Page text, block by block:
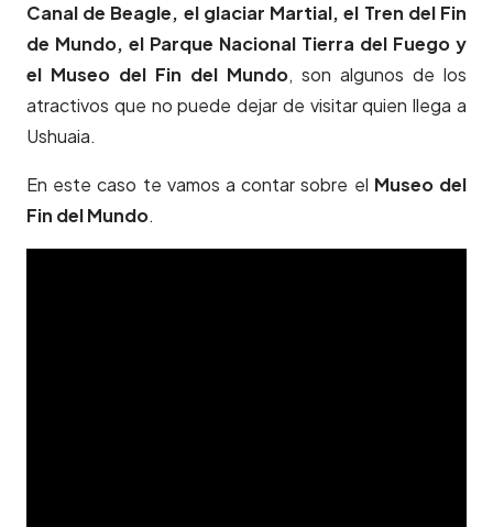
Canal de Beagle, el glaciar Martial, el Tren del Fin
de Mundo, el Parque Nacional Tierra del Fuego y
el Museo del Fin del Mundo, son algunos de los
atractivos que no puede dejar de visitar quien llega a
Ushuaia.
En este caso te vamos a contar sobre el Museo del
Fin del Mundo.